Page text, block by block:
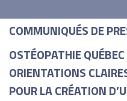
COMMUNIQUÉS DE
OSTÉOPATHIE
ORIENTATIONS
POUR LA CRÉATION